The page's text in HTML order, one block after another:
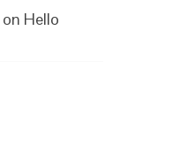
on Hello